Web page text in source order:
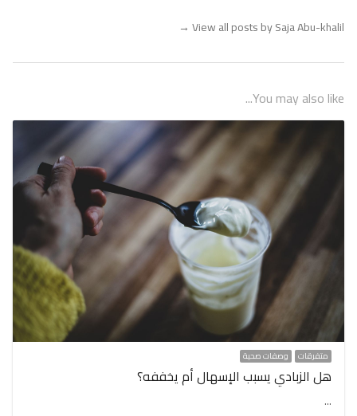
View all posts by Saja Abu-khalil
→
You may also like...
متفرقات وصفات صحية
هل الزبادي يسبب الإسهال أم يخففه؟
…